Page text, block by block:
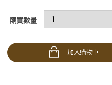
購買數量
加入購物車